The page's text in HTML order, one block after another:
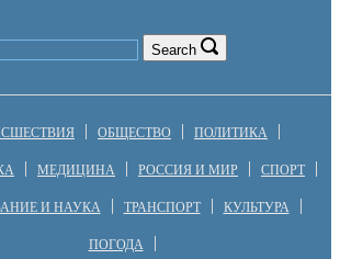
Search
ОБЩЕСТВО ПОЛИТИКА
МЕДИЦИНА РОССИЯ И МИР СПОРТ
И НАУКА ТРАНСПОРТ КУЛЬТУРА
ПОГОДА